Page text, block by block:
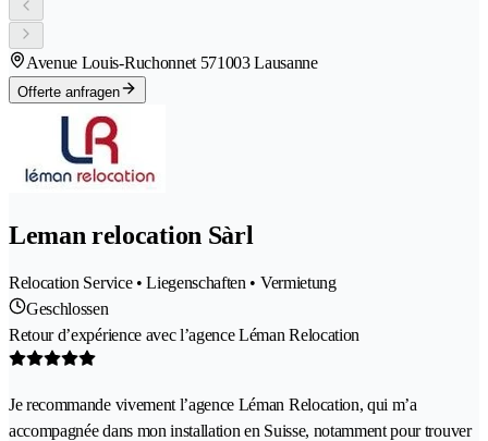
Avenue Louis-Ruchonnet 571003 Lausanne
Offerte anfragen
Leman relocation Sàrl
Relocation Service • Liegenschaften • Vermietung
Geschlossen
Retour d’expérience avec l’agence Léman Relocation
Je recommande vivement l’agence Léman Relocation, qui m’a
accompagnée dans mon installation en Suisse, notamment pour trouver